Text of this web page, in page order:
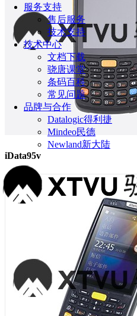
服务支持
售后服务
技术支持
技术中心
文档下载
骁唐课堂
条码百科
常见问题
品牌与合作
Datalogic得利捷
Mindeo民德
Newland新大陆
iData95v